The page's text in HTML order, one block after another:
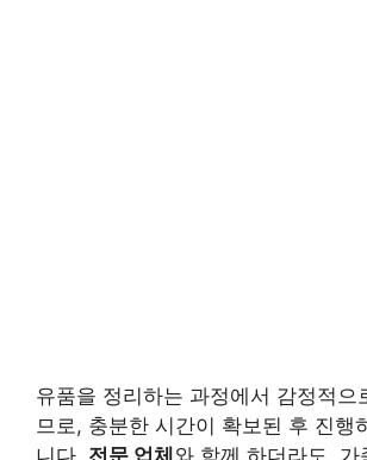
유품을 정리하는 과정에서 감정적으
므로, 충분한 시간이 확보된 후 진행